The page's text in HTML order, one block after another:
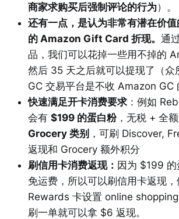
商家求购买后强制评论的行为）。
还有一点，是认为非常有潜在价
的 Amazon Gift Card 折现。 通
品，我们可以花掉一些用不掉的
然后 35 天之后就可以提现了（众
GC 交易平台是不收 Amazon GC
快速满足开卡消费要求 ：例如
会有 $199 的蛋白粉，无税 + 全
Grocery 类别 ，可刷 Discover,
返现和 Grocery 额外积分
刷信用卡消费返现： 因为 $199
免运费，所以可以刷信用卡返现
Rewards 卡设置 online
刷一单就可以拿 $6 返现。